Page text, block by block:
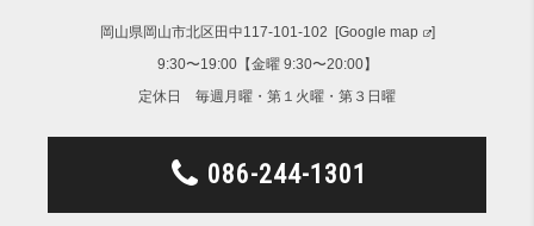
岡山県岡山市北区田中117-101-102 [Google map
]
9:30〜19:00【金曜 9:30〜20:00】
定休日 毎週月曜・第１火曜・第３日曜
086-244-1301